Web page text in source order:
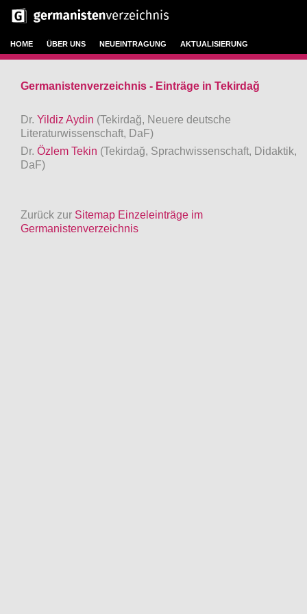
HOME ÜBER UNS NEUEINTRAGUNG AKTUALISIERUNG
Germanistenverzeichnis - Einträge in Tekirdağ
Dr. Yildiz Aydin (Tekirdağ, Neuere deutsche
Literaturwissenschaft, DaF)
Dr. Özlem Tekin (Tekirdağ, Sprachwissenschaft, Didaktik,
DaF)
Zurück zur Sitemap Einzeleinträge im
Germanistenverzeichnis